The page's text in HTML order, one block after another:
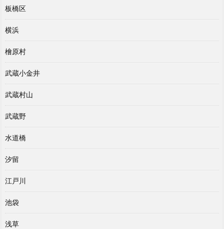
板橋区
横浜
檜原村
武蔵小金井
武蔵村山
武蔵野
水道橋
汐留
江戸川
池袋
浅草